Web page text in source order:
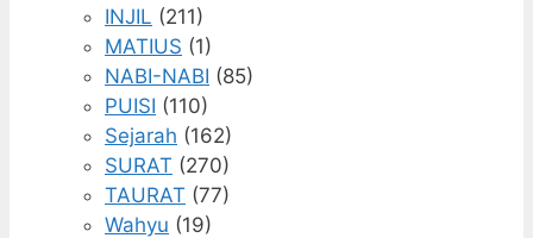
INJIL (211)
MATIUS (1)
NABI-NABI (85)
PUISI (110)
Sejarah (162)
SURAT (270)
TAURAT (77)
Wahyu (19)